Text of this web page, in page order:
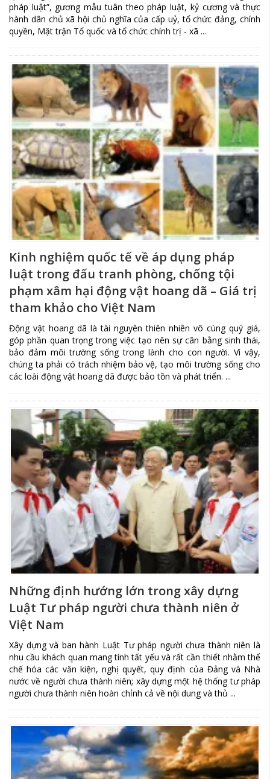
pháp luật”, gương mẫu tuân theo pháp luật, kỷ cương và thực
hành dân chủ xã hội chủ nghĩa của cấp uỷ, tổ chức đảng, chính
quyền, Mặt trận Tổ quốc và tổ chức chính trị - xã ...
Kinh nghiệm quốc tế về áp dụng pháp
luật trong đấu tranh phòng, chống tội
phạm xâm hại động vật hoang dã – Giá trị
tham khảo cho Việt Nam
Động vật hoang dã là tài nguyên thiên nhiên vô cùng quý giá,
góp phần quan trọng trong việc tạo nên sự cân bằng sinh thái,
bảo đảm môi trường sống trong lành cho con người. Vì vậy,
chúng ta phải có trách nhiệm bảo vệ, tạo môi trường sống cho
các loài động vật hoang dã được bảo tồn và phát triển. ...
Những định hướng lớn trong xây dựng
Luật Tư pháp người chưa thành niên ở
Việt Nam
Xây dựng và ban hành Luật Tư pháp người chưa thành niên là
nhu cầu khách quan mang tính tất yếu và rất cần thiết nhằm thể
chế hóa các văn kiện, nghị quyết, quy định của Đảng và Nhà
nước về người chưa thành niên; xây dựng một hệ thống tư pháp
người chưa thành niên hoàn chỉnh cả về nội dung và thủ ...